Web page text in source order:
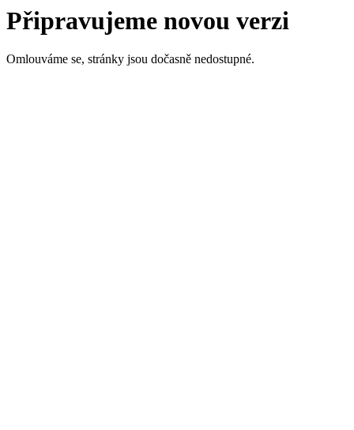
Připravujeme novou verzi
Omlouváme se, stránky jsou dočasně nedostupné.